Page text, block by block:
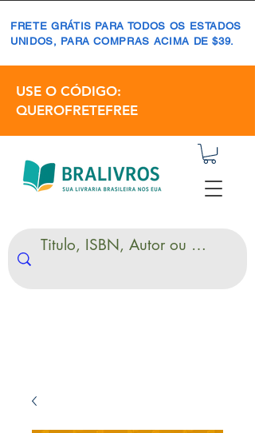
FRETE GRÁTIS PARA TODOS OS ESTADOS
UNIDOS, PARA COMPRAS ACIMA DE $39.
USE O CÓDIGO:
QUEROFRETEFREE